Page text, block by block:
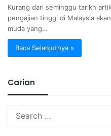
Kurang dari seminggu tarikh
pengajian tinggi di Malaysia
muda yang…
Baca Selanjutnya »
Carian